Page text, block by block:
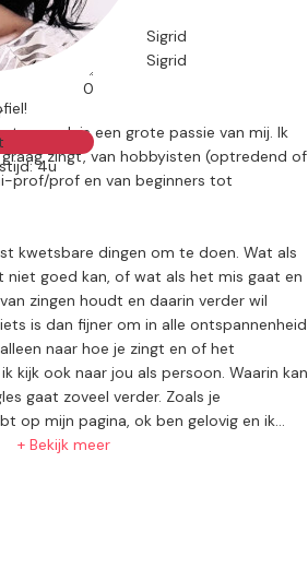
Sigrid
Sigrid
0
4u
is een grote passie van mij. Ik
zingt, van hobbyisten (optredend of
prof en van beginners tot
kwetsbare dingen om te doen. Wat als
niet goed kan, of wat als het mis gaat en
zingen houdt en daarin verder wil
is dan fijner om in alle ontspannenheid
naar hoe je zingt en of het
kijk ook naar jou als persoon. Waarin kan
gaat zoveel verder. Zoals je
op mijn pagina, ok ben gelovig en ik
Dit aspect zou ik graag mee willen
Hoe aanbid jij in jouw kerk en hoe zou
Wat is jouw diepe drive om te zingen?
je juist helemaal niets hebben met
welkom en zal ik je niets opleggen
leren kennen!
+ Bekijk meer